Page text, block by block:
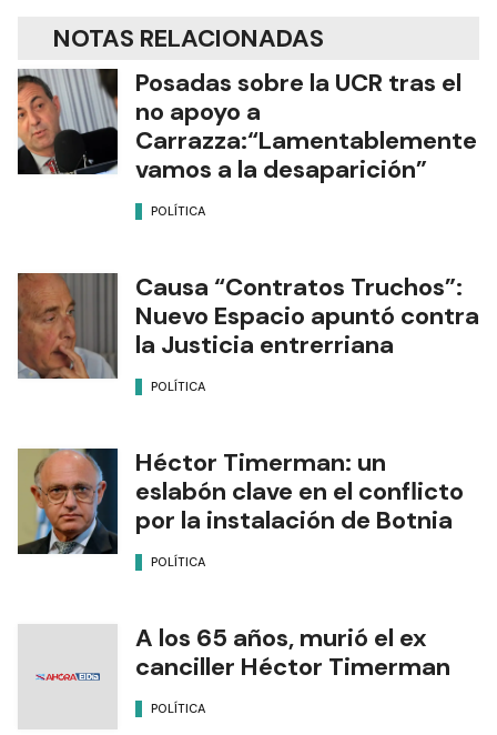
NOTAS RELACIONADAS
Posadas sobre la UCR tras el
no apoyo a
Carrazza:“Lamentablemente
vamos a la desaparición”
POLÍTICA
Causa “Contratos Truchos”:
Nuevo Espacio apuntó contra
la Justicia entrerriana
POLÍTICA
Héctor Timerman: un
eslabón clave en el conflicto
por la instalación de Botnia
POLÍTICA
A los 65 años, murió el ex
canciller Héctor Timerman
POLÍTICA